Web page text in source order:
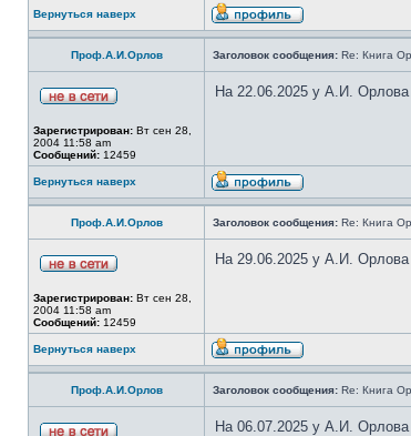
Вернуться наверх
Проф.А.И.Орлов Заголовок сообщения: Re: Книга
Зарегистрирован: Вт сен 28,
2004 11:58 am
Сообщений: 12459
На 22.06.2025 у А.И.
Вернуться наверх
Проф.А.И.Орлов Заголовок сообщения: Re: Книга
Зарегистрирован: Вт сен 28,
2004 11:58 am
Сообщений: 12459
На 29.06.2025 у А.И.
Вернуться наверх
Проф.А.И.Орлов Заголовок сообщения: Re: Книга
На 06.07.2025 у А.И.